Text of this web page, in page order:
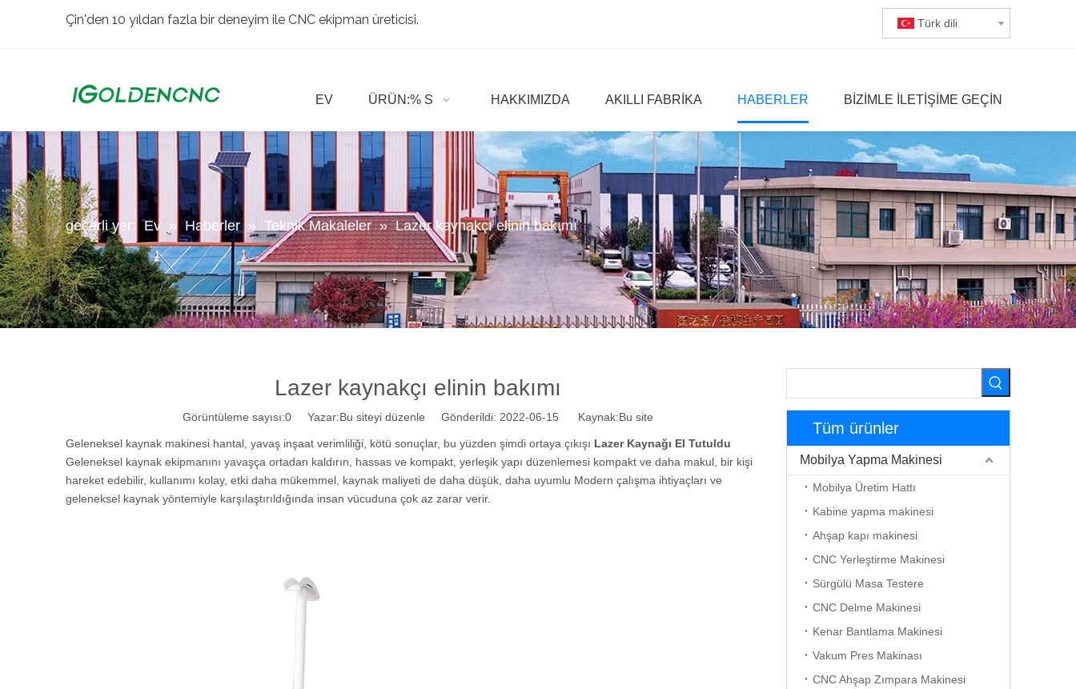
Çin'den 10 yıldan fazla bir deneyim ile CNC ekipman üreticisi. Türk dili
EV ÜRÜN:% S HAKKIMIZDA AKILLI FABRIKA HABERLER BIZIMLE ILETIŞIME GEÇIN
geçerli yer: Ev » Haberler » Teknik Makaleler » Lazer kaynakçı elinin bakımı
Lazer kaynakçı elinin bakımı
Görüntüleme sayısı:0 Yazar:Bu siteyi düzenle Gönderildi: 2022-06-15 Kaynak:Bu site
Geleneksel kaynak makinesi hantal, yavaş inşaat verimliliği, kötü sonuçlar, bu yüzden şimdi ortaya çıkışı Lazer Kaynağı El Tutuldu
Geleneksel kaynak ekipmanını yavaşça ortadan kaldırın, hassas ve kompakt, yerleşik yapı düzenlemesi kompakt ve daha makul, bir kişi
hareket edebilir, kullanımı kolay, etki daha mükemmel, kaynak maliyeti de daha düşük, daha uyumlu Modern çalışma ihtiyaçları ve
geleneksel kaynak yöntemiyle karşılaştırıldığında insan vücuduna çok az zarar verir.
Tüm ürünler
Mobilya Yapma Makinesi
Mobilya Üretim Hattı
Kabine yapma makinesi
Ahşap kapı makinesi
CNC Yerleştirme Makinesi
Sürgülü Masa Testere
CNC Delme Makinesi
Kenar Bantlama Makinesi
Vakum Pres Makinası
CNC Ahşap Zımpara Makinesi